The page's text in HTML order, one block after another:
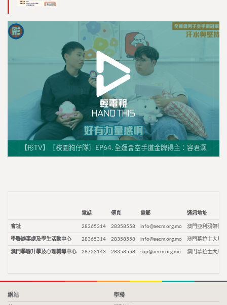
【形TV】〖校園狗仔隊〗EP64. 全運會空手道金牌得主：容君灝
電話 傳真 電郵 通訊地址
會址 28365314 28358558 info@aecm.org.mo 澳門亞利鴉架街9
學聯辦事處及學生活動中心 28365314 28358558 info@aecm.org.mo 澳門慕拉士大馬
澳門學聯升學及心理輔導中心 28723143 28358558 sup@aecm.org.mo 澳門慕拉士大馬
網站 學聯